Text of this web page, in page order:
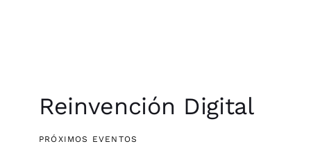
Reinvención Digital
PRÓXIMOS EVENTOS